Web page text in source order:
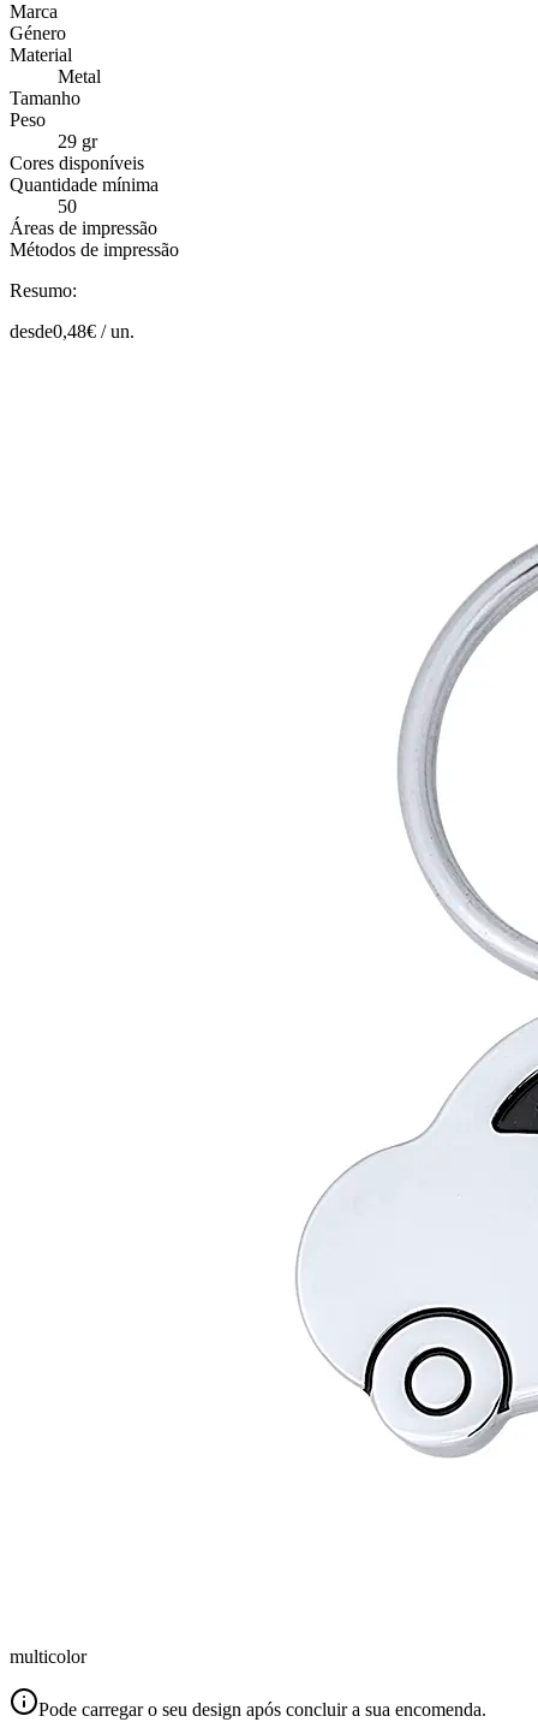
Marca
Género
Material
Metal
Tamanho
Peso
29 gr
Cores disponíveis
Quantidade mínima
50
Áreas de impressão
Métodos de impressão
Resumo:
desde0,48€ /un.
multicolor
Pode carregar o seu design após concluir a sua encomenda.